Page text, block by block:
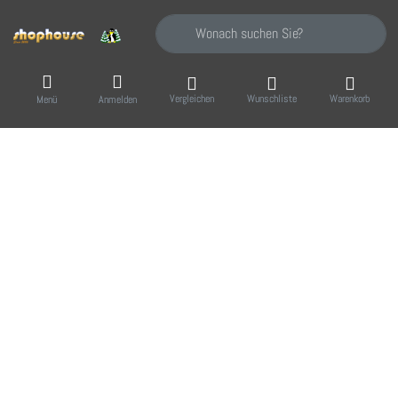
Geben Sie einen Suchbegriff ein. Während
Menü Anmelden Vergleichen Wunschliste Warenkorb